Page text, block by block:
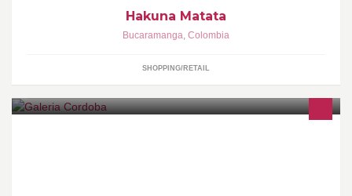
Hakuna Matata
Bucaramanga, Colombia
SHOPPING/RETAIL